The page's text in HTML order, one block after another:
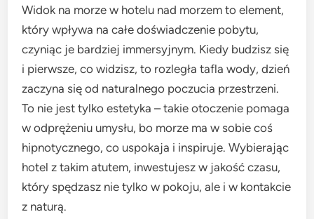
Widok na morze w hotelu nad morzem to element,
który wpływa na całe doświadczenie pobytu,
czyniąc je bardziej immersyjnym. Kiedy budzisz się
i pierwsze, co widzisz, to rozległa tafla wody, dzień
zaczyna się od naturalnego poczucia przestrzeni.
To nie jest tylko estetyka – takie otoczenie pomaga
w odprężeniu umysłu, bo morze ma w sobie coś
hipnotycznego, co uspokaja i inspiruje. Wybierając
hotel z takim atutem, inwestujesz w jakość czasu,
który spędzasz nie tylko w pokoju, ale i w kontakcie
z naturą.